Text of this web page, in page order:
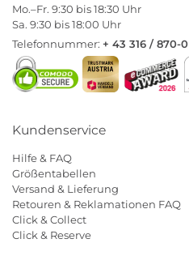
Mo.–Fr. 9:30 bis 18:30 Uhr
Sa. 9:30 bis 18:00 Uhr
Telefonnummer: + 43 316 / 870-0
Kundenservice
Hilfe & FAQ
Größentabellen
Versand & Lieferung
Retouren & Reklamationen FAQ
Click & Collect
Click & Reserve